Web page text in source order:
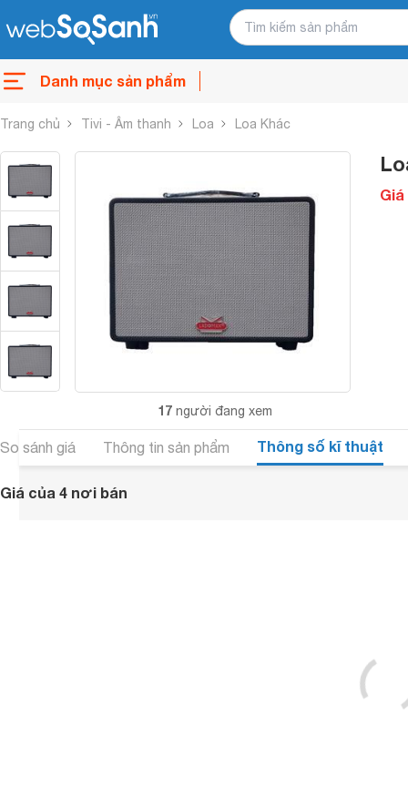
Danh mục sản phẩm
Trang chủ Tivi - Âm thanh Loa Loa Khác
17 người đang xem
Giá
So sánh giá Thông tin sản phẩm Thông số kĩ thuật
Giá của 4 nơi bán